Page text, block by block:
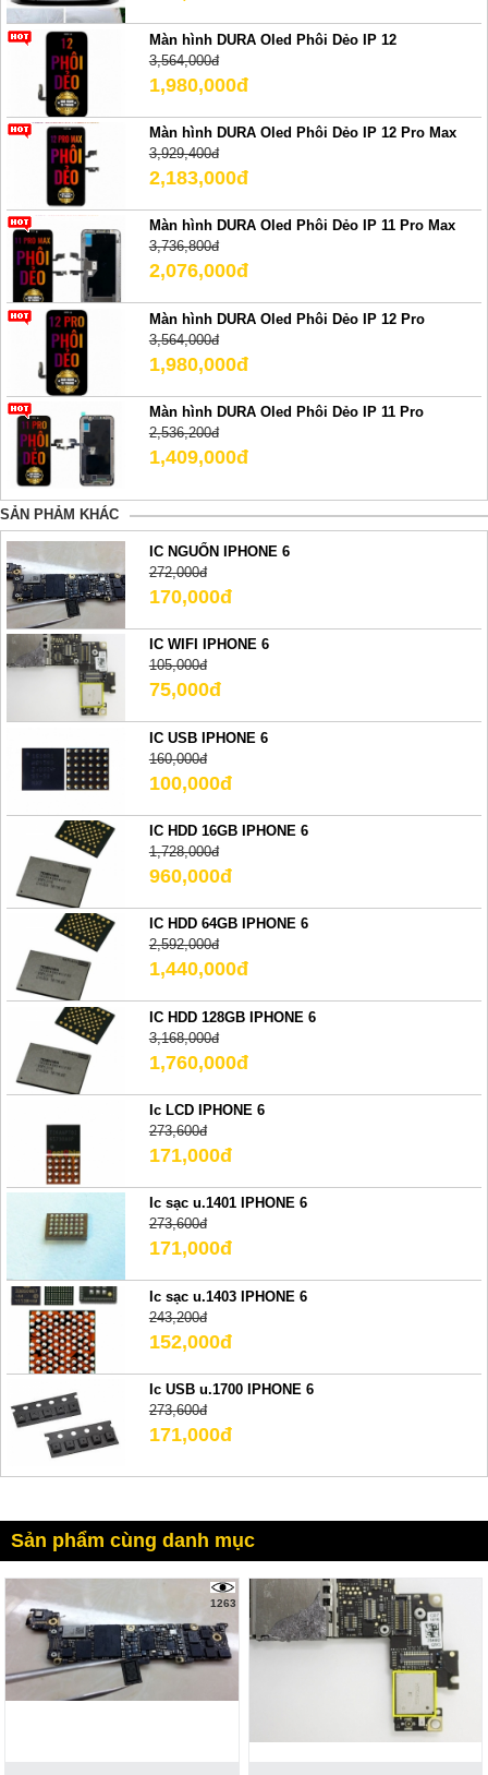
Màn hình DURA Oled Phôi Dẻo IP 12
3,564,000đ
1,980,000đ
Màn hình DURA Oled Phôi Dẻo IP 12 Pro Max
3,929,400đ
2,183,000đ
Màn hình DURA Oled Phôi Dẻo IP 11 Pro Max
3,736,800đ
2,076,000đ
Màn hình DURA Oled Phôi Dẻo IP 12 Pro
3,564,000đ
1,980,000đ
Màn hình DURA Oled Phôi Dẻo IP 11 Pro
2,536,200đ
1,409,000đ
SẢN PHẢM KHÁC
IC NGUỔN IPHONE 6
272,000đ
170,000đ
IC WIFI IPHONE 6
105,000đ
75,000đ
IC USB IPHONE 6
160,000đ
100,000đ
IC HDD 16GB IPHONE 6
1,728,000đ
960,000đ
IC HDD 64GB IPHONE 6
2,592,000đ
1,440,000đ
IC HDD 128GB IPHONE 6
3,168,000đ
1,760,000đ
Ic LCD IPHONE 6
273,600đ
171,000đ
Ic sạc u.1401 IPHONE 6
273,600đ
171,000đ
Ic sạc u.1403 IPHONE 6
243,200đ
152,000đ
Ic USB u.1700 IPHONE 6
273,600đ
171,000đ
Sản phẩm cùng danh mục
1263